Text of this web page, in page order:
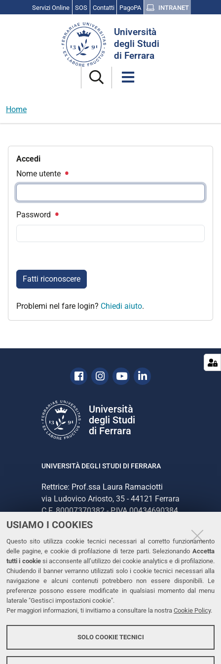
USIAMO I COOKIES
Questo sito utilizza cookie tecnici necessari al corretto funzionamento
delle pagine, e cookie di profilazione di terze parti. Selezionando Accetta
tutti i cookiesi acconsente all’utilizzo dei cookie analytics e di profilazione.
Chiudendo il banner verranno utilizzati solo i cookie tecnici necessari alla
navigazione e alcuni contenuti potrebbero non essere disponibili. Le
preferenze possono essere modificate in qualsiasi momento dal menu
laterale "Gestisci impostazioni cookie".
Per maggiori informazioni, ti invitiamo a consultare la nostra Cookie Policy.
SOLO COOKIE TECNICI
Servizi Online SOS Contatti PagoPA INTRANET
Università
degli Studi
di Ferrara
Home
Accedi
Nome utente
Password
Fatti riconoscere
Problemi nel fare login? Chiedi aiuto.
Facebook
Instagram
YoutubeLinkedin
Università
degli Studi
di Ferrara
UNIVERSITÀ DEGLI STUDI DI FERRARA
Rettrice: Prof.ssa Laura Ramaciotti
via Ludovico Ariosto, 35 - 44121 Ferrara
C.F. 80007370382 - P.IVA 00434690384
CONTATTI
Tel. +39 0532 293111
Fax. +39 0532 293031
PEC
LINKS
Accessibilità
Protezione dati personali